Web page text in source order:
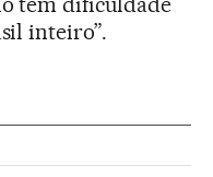
inteiro”.